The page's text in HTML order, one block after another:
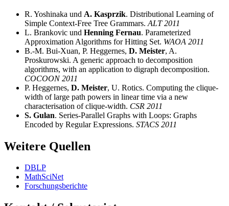
R. Yoshinaka und A. Kasprzik. Distributional Learning of
Simple Context-Free Tree Grammars. ALT 2011
L. Brankovic und Henning Fernau. Parameterized
Approximation Algorithms for Hitting Set. WAOA 2011
B.-M. Bui-Xuan, P. Heggernes, D. Meister, A.
Proskurowski. A generic approach to decomposition
algorithms, with an application to digraph decomposition.
COCOON 2011
P. Heggernes, D. Meister, U. Rotics. Computing the clique-
width of large path powers in linear time via a new
characterisation of clique-width. CSR 2011
S. Gulan. Series-Parallel Graphs with Loops: Graphs
Encoded by Regular Expressions. STACS 2011
Weitere Quellen
DBLP
MathSciNet
Forschungsberichte